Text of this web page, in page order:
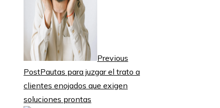
Previous
PostPautas para juzgar el trato a
clientes enojados que exigen
soluciones prontas